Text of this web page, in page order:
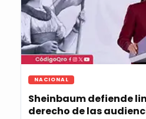
NACIONAL
Sheinbaum defiende
derecho de las